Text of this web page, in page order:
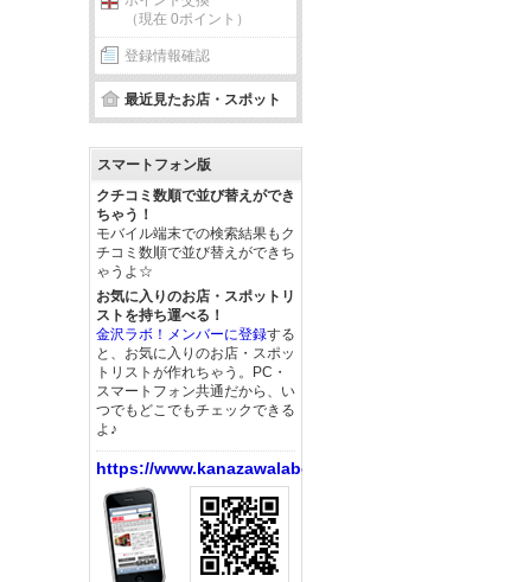
（現在 0ポイント）
登録情報確認
最近見たお店・スポット
スマートフォン版
クチコミ数順で並び替えができ
ちゃう！
モバイル端末での検索結果もク
チコミ数順で並び替えができち
ゃうよ☆
お気に入りのお店・スポットリ
ストを持ち運べる！
金沢ラボ！メンバーに登録する
と、お気に入りのお店・スポッ
トリストが作れちゃう。PC・
スマートフォン共通だから、い
つでもどこでもチェックできる
よ♪
https://www.kanazawalabo.net/